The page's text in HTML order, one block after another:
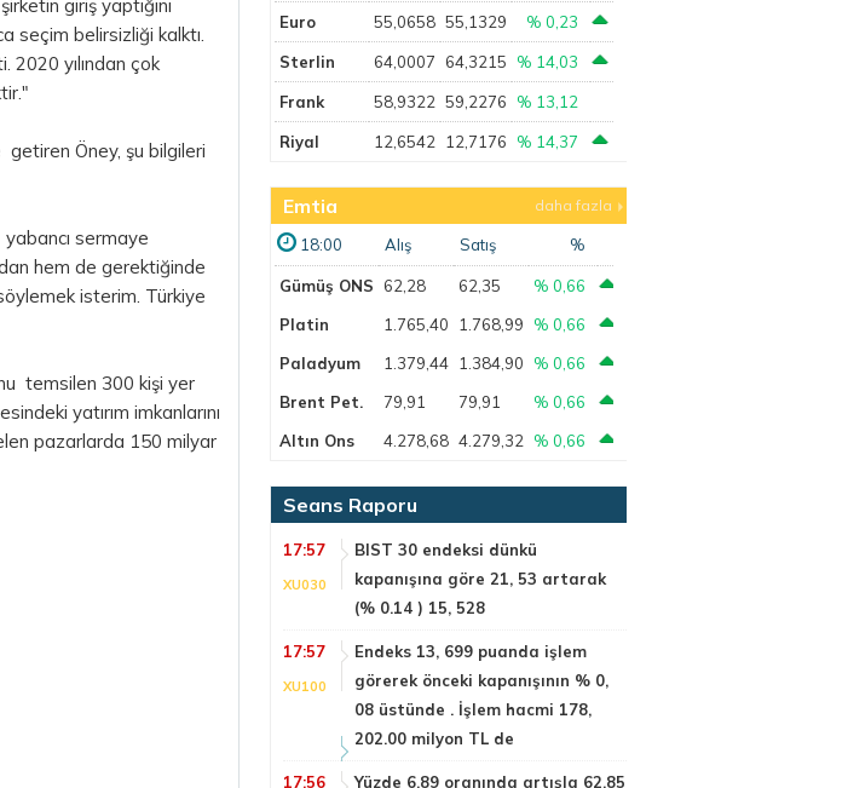
giriş yaptığını
seçim belirsizliği kalktı.
yılından çok
getiren Öney, şu bilgileri
sermaye
hem de gerektiğinde
söylemek isterim. Türkiye
temsilen 300 kişi yer
yatırım imkanlarını
pazarlarda 150 milyar
Euro 55,0658 55,1329 % 0,23
Sterlin 64,0007 64,3215 % 14,03
Frank 58,9322 59,2276 % 13,12
Riyal 12,6542 12,7176 % 14,37
Emtia daha fazla
18:00 Alış Satış %
Gümüş ONS 62,28 62,35
% 0,66
Platin
1.765,40 1.768,99
% 0,66
Paladyum
1.379,44 1.384,90
% 0,66
Brent Pet.
79,91 79,91
% 0,66
Altın Ons
4.278,68 4.279,32 % 0,66
Seans Raporu
17:57
XU030
BIST 30 endeksi dünkü
kapanışına göre 21, 53 artarak
(% 0.14 ) 15, 528
17:57
XU100
Endeks 13, 699 puanda işlem
görerek önceki kapanışının % 0,
08 üstünde . İşlem hacmi 178,
202.00 milyon TL de
17:56
Yüzde 6.89 oranında artışla 62.85